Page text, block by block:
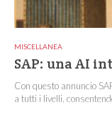
MISCELLANEA
SAP: una AI
Con questo annuncio
a tutti i livelli,